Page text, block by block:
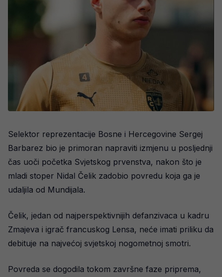
Selektor reprezentacije Bosne i Hercegovine Sergej
Barbarez bio je primoran napraviti izmjenu u posljednji
čas uoči početka Svjetskog prvenstva, nakon što je
mladi stoper Nidal Čelik zadobio povredu koja ga je
udaljila od Mundijala.
Čelik, jedan od najperspektivnijih defanzivaca u kadru
Zmajeva i igrač francuskog Lensa, neće imati priliku da
debituje na najvećoj svjetskoj nogometnoj smotri.
Povreda se dogodila tokom završne faze priprema,